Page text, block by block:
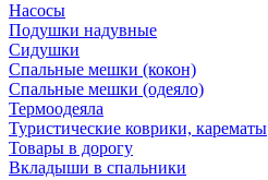
Насосы
Подушки надувные
Сидушки
Спальные мешки (кокон)
Спальные мешки (одеяло)
Термоодеяла
Туристические коврики, карематы
Товары в дорогу
Вкладыши в спальники